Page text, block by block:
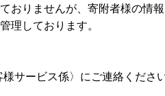
おりませんが、寄附者様の情
理しております。
サービス係〉にご連絡ください